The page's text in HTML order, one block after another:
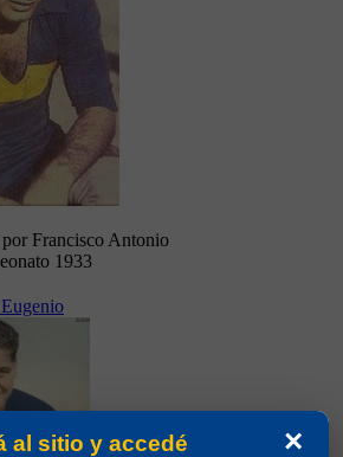
Francisco Antonio
1933
×
al sitio y accedé